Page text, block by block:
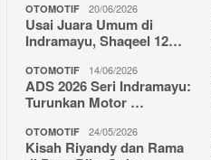
OTOMOTIF 20/06/2026
Usai Juara Umum di
Indramayu, Shaqeel 12…
OTOMOTIF 14/06/2026
ADS 2026 Seri Indramayu:
Turunkan Motor …
OTOMOTIF 24/05/2026
Kisah Riyandy dan Rama